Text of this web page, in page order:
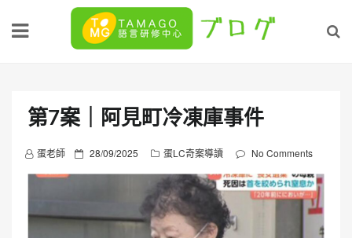
第7案｜阿見町冷凍庫事件
蛋老師
P
o
28/09/2025 蛋LC奇案導讀 No Comments